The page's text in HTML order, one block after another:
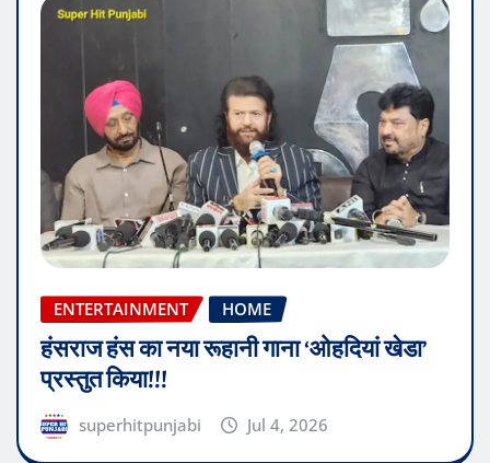
ENTERTAINMENT HOME
हंसराज हंस का नया रूहानी गाना ‘ओहदियां खेडा’
प्रस्तुत किया!!!
superhitpunjabi Jul 4, 2026